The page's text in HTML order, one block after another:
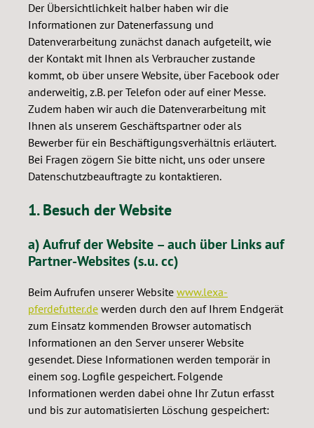
Der Übersichtlichkeit halber haben wir die
Informationen zur Datenerfassung und
Datenverarbeitung zunächst danach aufgeteilt, wie
der Kontakt mit Ihnen als Verbraucher zustande
kommt, ob über unsere Website, über Facebook oder
anderweitig, z.B. per Telefon oder auf einer Messe.
Zudem haben wir auch die Datenverarbeitung mit
Ihnen als unserem Geschäftspartner oder als
Bewerber für ein Beschäftigungsverhältnis erläutert.
Bei Fragen zögern Sie bitte nicht, uns oder unsere
Datenschutzbeauftragte zu kontaktieren.
1. Besuch der Website
a) Aufruf der Website – auch über Links auf
Partner-Websites (s.u. cc)
Beim Aufrufen unserer Website www.lexa-
pferdefutter.de werden durch den auf Ihrem Endgerät
zum Einsatz kommenden Browser automatisch
Informationen an den Server unserer Website
gesendet. Diese Informationen werden temporär in
einem sog. Logfile gespeichert. Folgende
Informationen werden dabei ohne Ihr Zutun erfasst
und bis zur automatisierten Löschung gespeichert: